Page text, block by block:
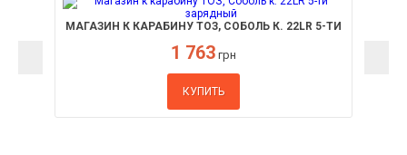
МАГАЗИН К КАРАБИНУ ТОЗ, СОБОЛЬ К. 22LR 5-ТИ
1 763 грн
КУПИТЬ